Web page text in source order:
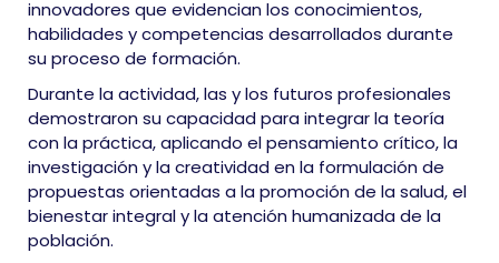
innovadores que evidencian los conocimientos,
habilidades y competencias desarrollados durante
su proceso de formación.
Durante la actividad, las y los futuros profesionales
demostraron su capacidad para integrar la teoría
con la práctica, aplicando el pensamiento crítico, la
investigación y la creatividad en la formulación de
propuestas orientadas a la promoción de la salud, el
bienestar integral y la atención humanizada de la
población.